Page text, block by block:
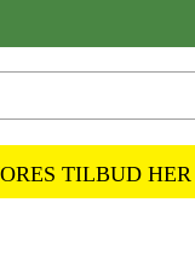
TILBUD HER